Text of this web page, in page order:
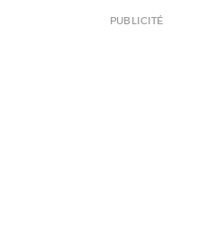
PUBLICITÉ